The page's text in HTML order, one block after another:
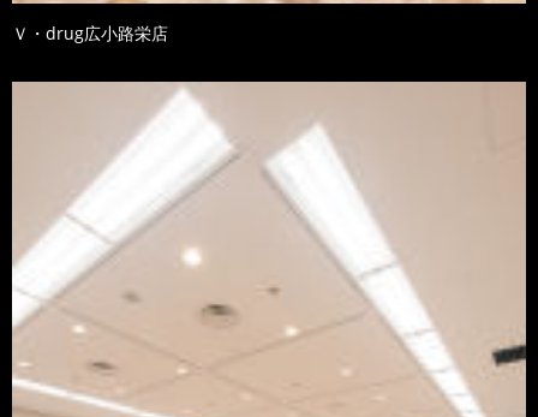
Ｖ・drug広小路栄店